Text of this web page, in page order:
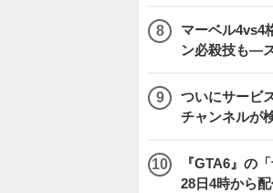
マーベル4vs4
ン必殺技も―
ついにサービ
チャンネルが
『GTA6』の
28日4時から